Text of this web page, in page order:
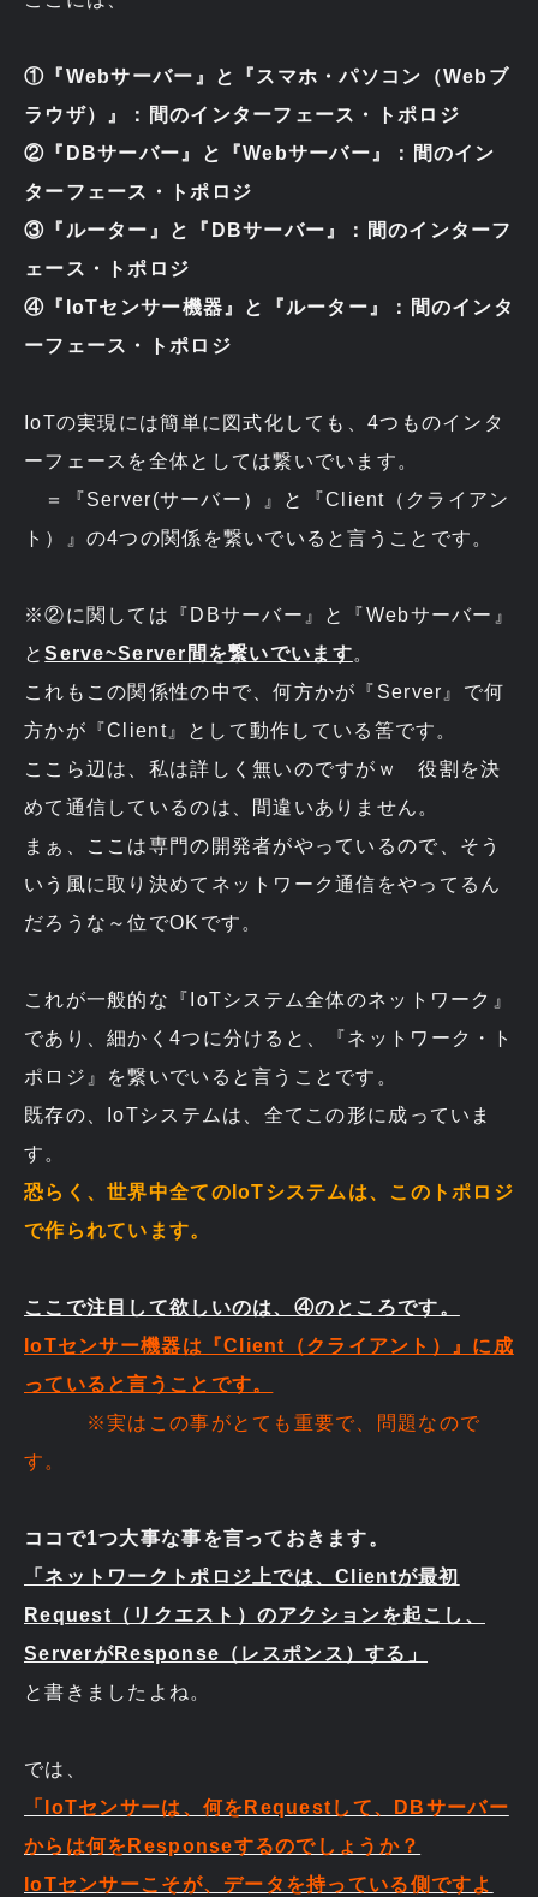
①『Webサーバー』と『スマホ・パソコン（Webブ
ラウザ）』：間のインターフェース・トポロジ
②『DBサーバー』と『Webサーバー』：間のイン
ターフェース・トポロジ
③『ルーター』と『DBサーバー』：間のインターフ
ェース・トポロジ
④『IoTセンサー機器』と『ルーター』：間のインタ
ーフェース・トポロジ
IoTの実現には簡単に図式化しても、4つものインタ
ーフェースを全体としては繋いでいます。
＝『Server(サーバー）』と『Client（クライアン
ト）』の4つの関係を繋いでいると言うことです。
※②に関しては『DBサーバー』と『Webサーバー』
とServe~Server間を繋いでいます。
これもこの関係性の中で、何方かが『Server』で何
方かが『Client』として動作している筈です。
ここら辺は、私は詳しく無いのですがｗ 役割を決
めて通信しているのは、間違いありません。
まぁ、ここは専門の開発者がやっているので、そう
いう風に取り決めてネットワーク通信をやってるん
だろうな～位でOKです。
これが一般的な『IoTシステム全体のネットワーク』
であり、細かく4つに分けると、『ネットワーク・ト
ポロジ』を繋いでいると言うことです。
既存の、IoTシステムは、全てこの形に成っていま
す。
恐らく、世界中全てのIoTシステムは、このトポロジ
で作られています。
ここで注目して欲しいのは、④のところです。
IoTセンサー機器は『Client（クライアント）』に成
っていると言うことです。
※実はこの事がとても重要で、問題なので
す。
ココで1つ大事な事を言っておきます。
「ネットワークトポロジ上では、Clientが最初
Request（リクエスト）のアクションを起こし、
ServerがResponse（レスポンス）する」
と書きましたよね。
では、
「IoTセンサーは、何をRequestして、DBサーバー
からは何をResponseするのでしょうか？
IoTセンサーこそが、データを持っている側ですよ